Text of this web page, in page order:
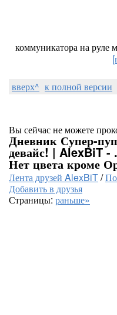
коммуникатора на руле
вверх^ к полной версии
Вы сейчас не можете
Дневник Супер-
девайс! | AlexBiT
Нет цвета кроме
Лента друзей AlexBiT/
Добавить в друзья
Страницы: раньше»